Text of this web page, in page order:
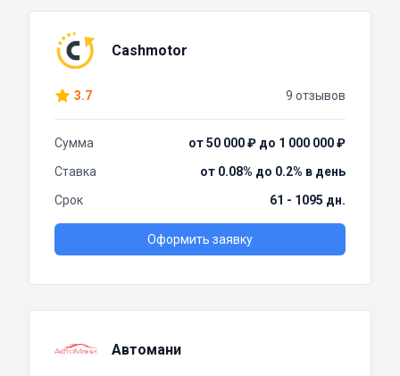
Cashmotor
3.7 9 отзывов
Сумма
от 50 000 ₽ до 1 000 000 ₽
Ставка
от 0.08% до 0.2% в день
Срок
61 - 1095 дн.
Оформить заявку
Автомани